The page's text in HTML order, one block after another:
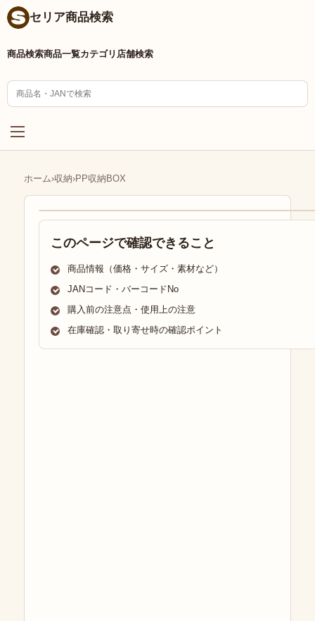
セリア商品検索
商品検索商品一覧カテゴリ 店舗検索
ホーム›収納›PP収納BOX
このページで確認できること
商品情報（価格・サイズ・素材など）
JANコード・バーコードNo
購入前の注意点・使用上の注意
在庫確認・取り寄せ時の確認ポイント